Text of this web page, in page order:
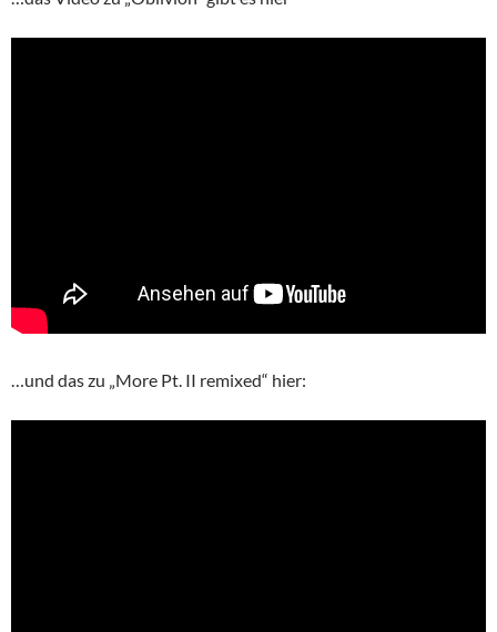
…und das zu „More Pt. II remixed“ hier: